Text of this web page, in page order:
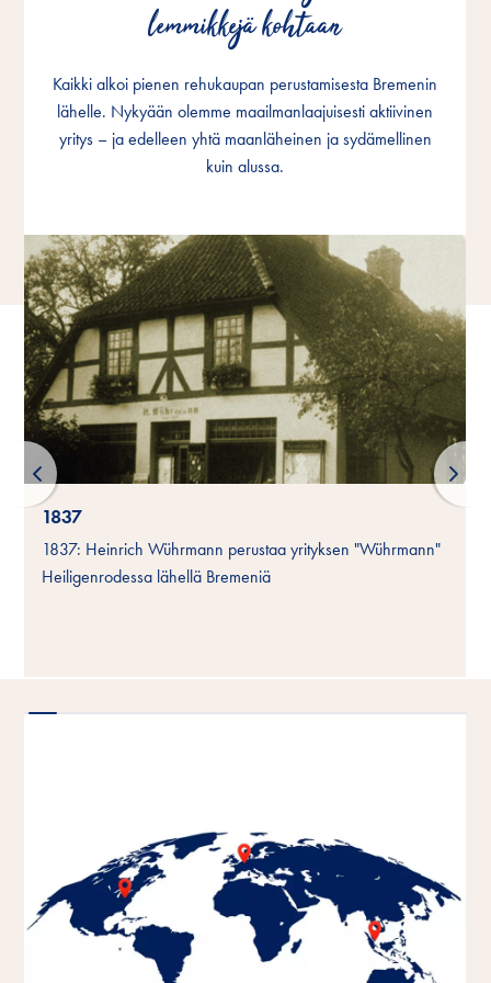
lemmikkejä kohtaan
Kaikki alkoi pienen rehukaupan perustamisesta Bremenin
lähelle. Nykyään olemme maailmanlaajuisesti aktiivinen
yritys – ja edelleen yhtä maanläheinen ja sydämellinen
kuin alussa.
lemmikkejä kohtaan
Kaikki alkoi pienen rehukaupan perustamisesta Bremenin
lähelle. Nykyään olemme maailmanlaajuisesti aktiivinen
yritys – ja edelleen yhtä maanläheinen ja sydämellinen
kuin alussa.
lemmikkejä kohtaan
Kaikki alkoi pienen rehukaupan perustamisesta Bremenin
lähelle. Nykyään olemme maailmanlaajuisesti aktiivinen
yritys – ja edelleen yhtä maanläheinen ja sydämellinen
kuin alussa.
1837
1837: Heinrich Wührmann perustaa yrityksen "Wührmann"
Heiligenrodessa lähellä Bremeniä